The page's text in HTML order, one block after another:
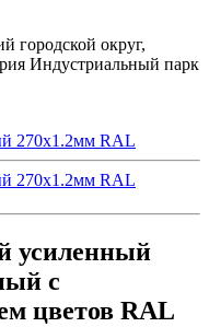
городской округ,
Индустриальный парк
усиленный
с
цветов RAL